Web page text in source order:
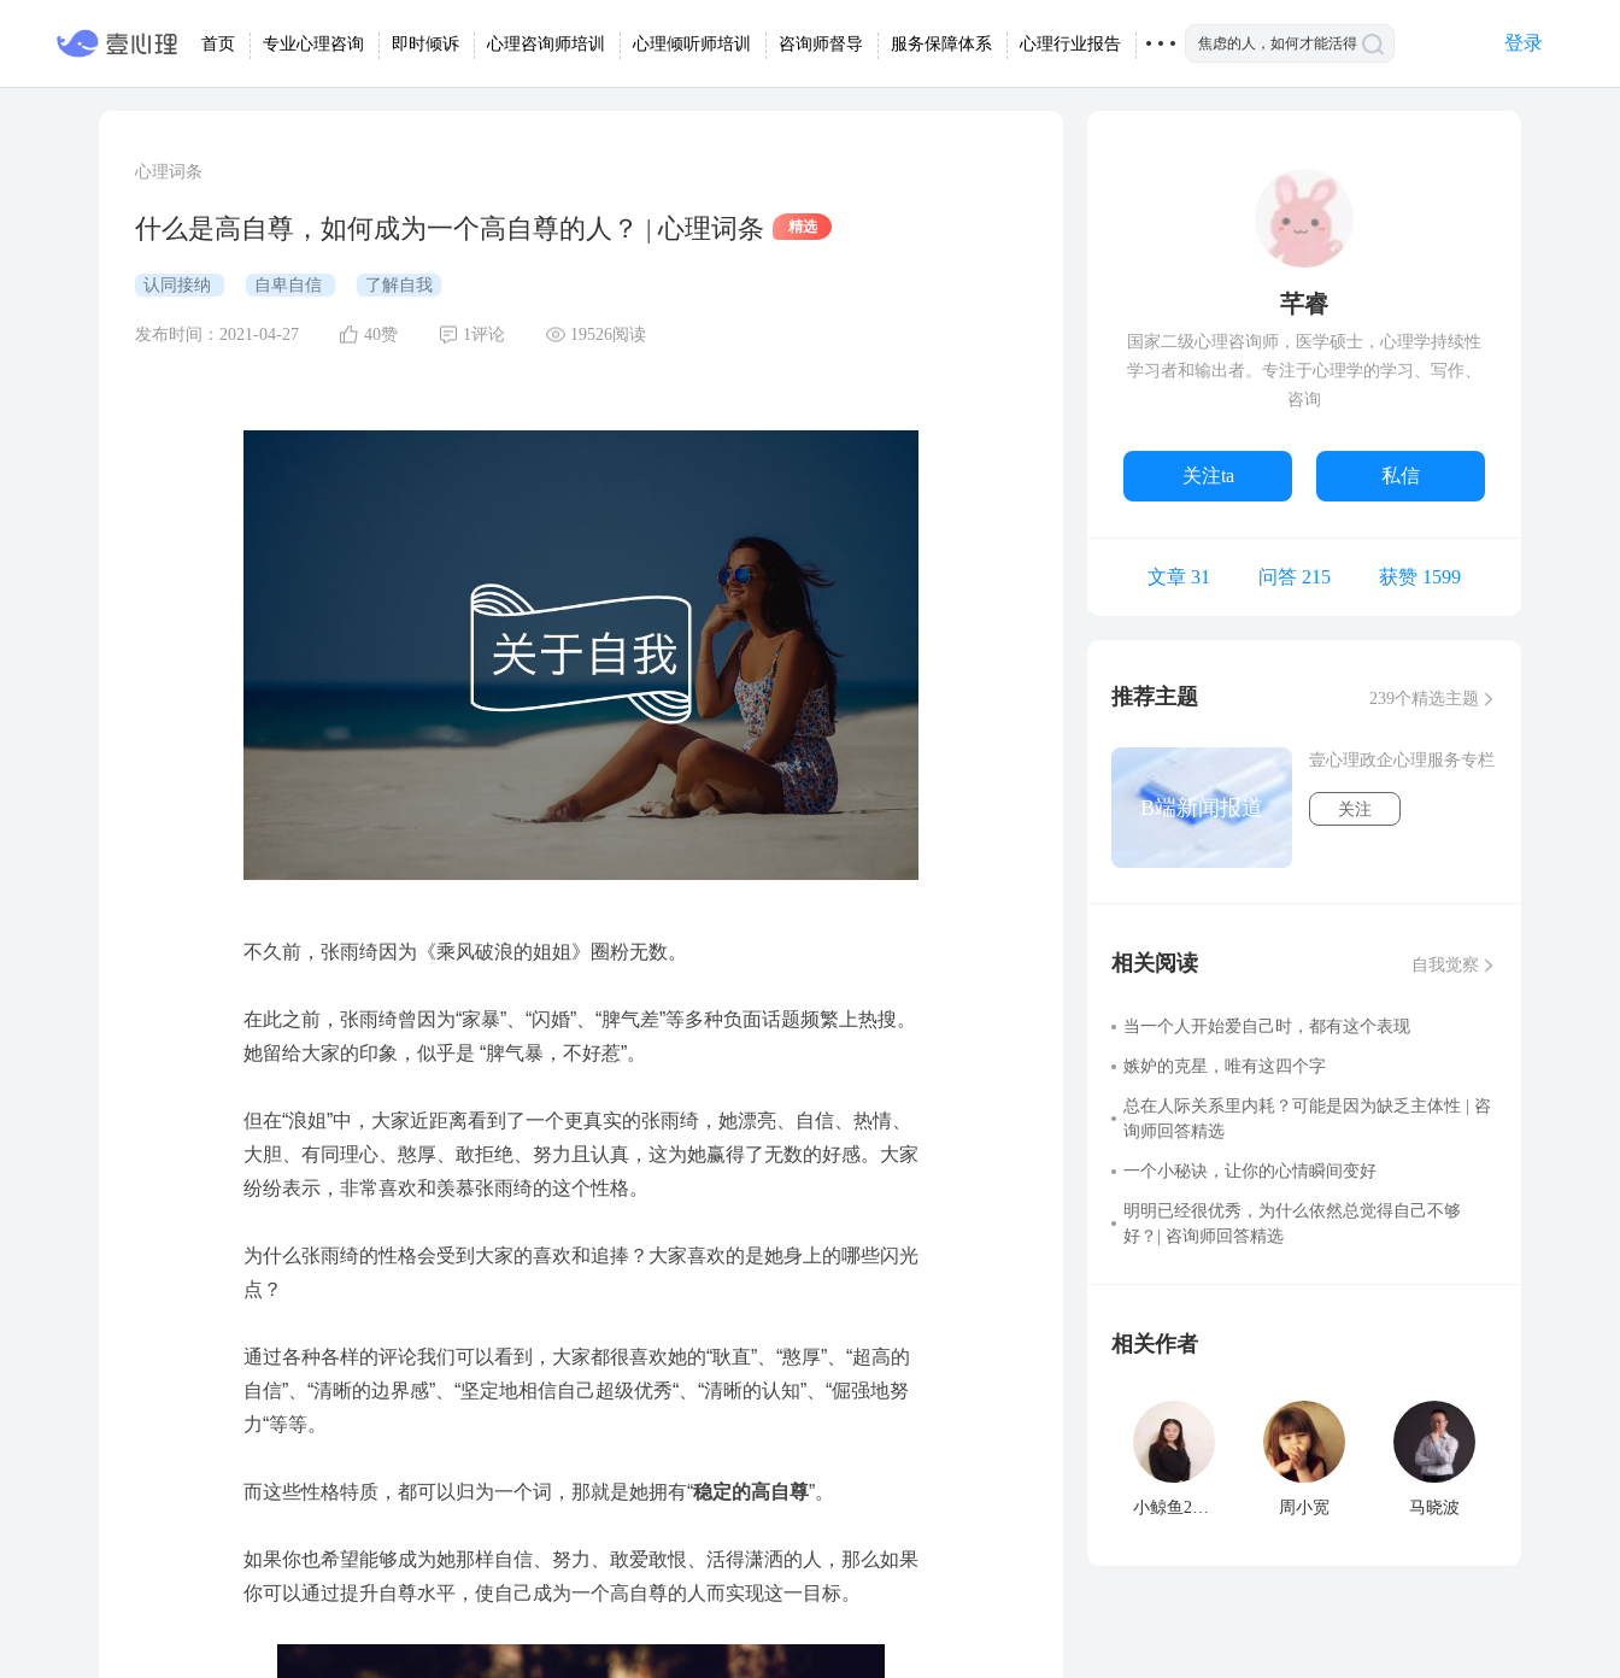
首页 专业心理咨询 即时倾诉 心理咨询师培训 心理倾听师培训 咨询师督导 服务保障体系 心理行业报告 登录
心理词条
什么是高自尊，如何成为一个高自尊的人？ | 心理词条 精选
认同接纳 自卑自信 了解自我
发布时间：2021-04-27 40赞 1评论 19526阅读
不久前，张雨绮因为《乘风破浪的姐姐》圈粉无数。
在此之前，张雨绮曾因为“家暴”、“闪婚”、“脾气差”等多种负面话题频繁上热搜。
她留给大家的印象，似乎是 “脾气暴，不好惹”。
但在“浪姐”中，大家近距离看到了一个更真实的张雨绮，她漂亮、自信、热情、
大胆、有同理心、憨厚、敢拒绝、努力且认真，这为她赢得了无数的好感。大家
纷纷表示，非常喜欢和羡慕张雨绮的这个性格。
为什么张雨绮的性格会受到大家的喜欢和追捧？大家喜欢的是她身上的哪些闪光
点？
通过各种各样的评论我们可以看到，大家都很喜欢她的“耿直”、“憨厚”、“超高的
自信”、“清晰的边界感”、“坚定地相信自己超级优秀“、“清晰的认知”、“倔强地努
力“等等。
而这些性格特质，都可以归为一个词，那就是她拥有“稳定的高自尊”。
如果你也希望能够成为她那样自信、努力、敢爱敢恨、活得潇洒的人，那么如果
你可以通过提升自尊水平，使自己成为一个高自尊的人而实现这一目标。
芊睿
国家二级心理咨询师，医学硕士，心理学持续性
学习者和输出者。专注于心理学的学习、写作、
咨询
关注ta 私信
文章 31 问答 215 获赞 1599
推荐主题 239个精选主题
B端新闻报道
壹心理政企心理服务专栏
关注
相关阅读 自我觉察
当一个人开始爱自己时，都有这个表现
嫉妒的克星，唯有这四个字
总在人际关系里内耗？可能是因为缺乏主体性 | 咨
询师回答精选
一个小秘诀，让你的心情瞬间变好
明明已经很优秀，为什么依然总觉得自己不够
好？| 咨询师回答精选
相关作者
小鲸鱼2064ed 周小宽 马晓波